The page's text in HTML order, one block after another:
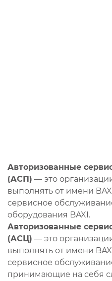
Авторизованные
(АСП) — это
выполнять от имени
сервисное
оборудования BAXI.
Авторизованные
(АСЦ) — это
выполнять от имени
сервисное
принимающие на себя